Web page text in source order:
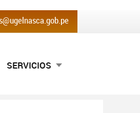
SERVICIOS